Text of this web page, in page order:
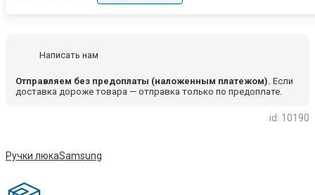
Написать нам
Отправляем без предоплаты (наложенным платежом). Если
доставка дороже товара — отправка только по предоплате.
id: 10190
Ручки люкаSamsung